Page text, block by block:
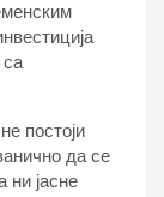
са
постоји
да се
ни јасне